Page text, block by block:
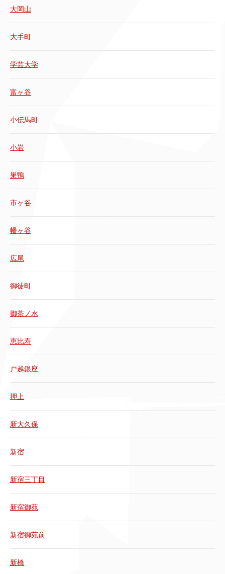
大岡山
大手町
学芸大学
富ヶ谷
小伝馬町
小岩
巣鴨
市ヶ谷
幡ヶ谷
広尾
御徒町
御茶ノ水
恵比寿
戸越銀座
押上
新大久保
新宿
新宿三丁目
新宿御苑
新宿御苑前
新橋